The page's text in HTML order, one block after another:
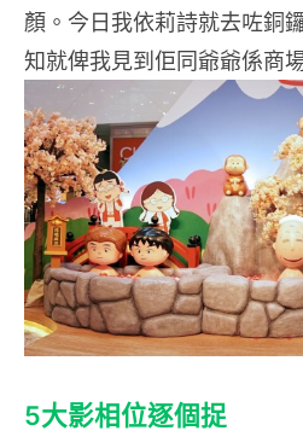
顏。今日我依莉詩就去咗銅
知就俾我見到佢同爺爺係商
5大影相位逐個捉